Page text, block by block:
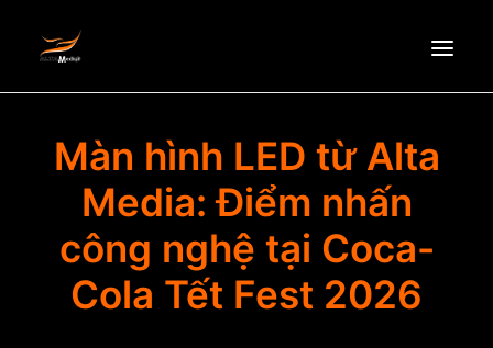
HOMEPAGE
ABOUT US
PRODUCTS
PARTNERS
Màn hình LED từ Alta
Media: Điểm nhấn
công nghệ tại Coca-
Cola Tết Fest 2026